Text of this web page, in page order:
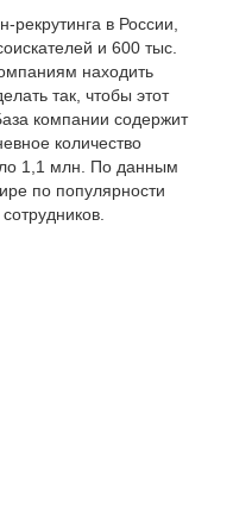
в России,
и 600 тыс.
находить
так, чтобы этот
компании содержит
количество
1,1 млн. По данным
по популярности